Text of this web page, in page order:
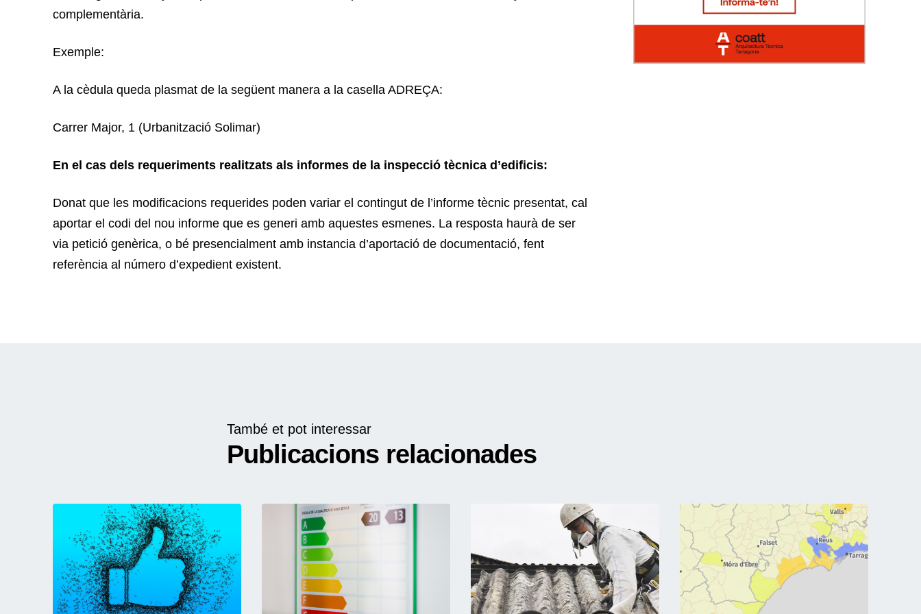
complementària.
Exemple:
A la cèdula queda plasmat de la següent manera a la casella ADREÇA:
Carrer Major, 1 (Urbanització Solimar)
En el cas dels requeriments realitzats als informes de la inspecció tècnica d’edificis:
Donat que les modificacions requerides poden variar el contingut de l’informe tècnic presentat, cal
aportar el codi del nou informe que es generi amb aquestes esmenes. La resposta haurà de ser
via petició genèrica, o bé presencialment amb instancia d’aportació de documentació, fent
referència al número d’expedient existent.
També et pot interessar
Publicacions relacionades